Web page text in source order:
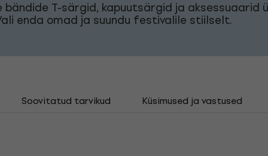
bändide T-särgid, kapuutsärgid ja aksessuaarid
enda omad ja suundu festivalile stiilselt.
Soovitatud tarvikud Küsimused ja vastused